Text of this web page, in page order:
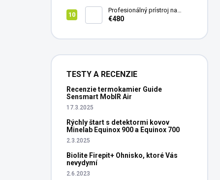
Profesionálný prístroj na
vedenie vŕtania Laserliner
€480
TESTY A RECENZIE
Recenzie termokamier Guide
Sensmart MobIR Air
17.3.2025
Rýchly štart s detektormi kovov
Minelab Equinox 900 a Equinox 700
2.3.2025
Biolite Firepit+ Ohnisko, ktoré Vás
nevydymí
2.6.2023